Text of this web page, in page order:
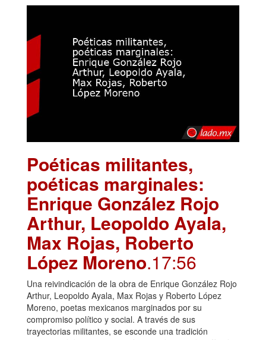
Poéticas militantes,
poéticas marginales:
Enrique González Rojo
Arthur, Leopoldo Ayala,
Max Rojas, Roberto
López Moreno.17:56
Una reivindicación de la obra de Enrique González Rojo
Arthur, Leopoldo Ayala, Max Rojas y Roberto López
Moreno, poetas mexicanos marginados por su
compromiso político y social. A través de sus
trayectorias militantes, se esconde una tradición